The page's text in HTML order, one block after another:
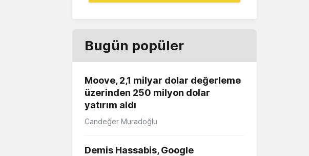
Bugün popüler
Moove, 2,1 milyar dolar değerleme
üzerinden 250 milyon dolar
yatırım aldı
Candeğer Muradoğlu
Demis Hassabis, Google